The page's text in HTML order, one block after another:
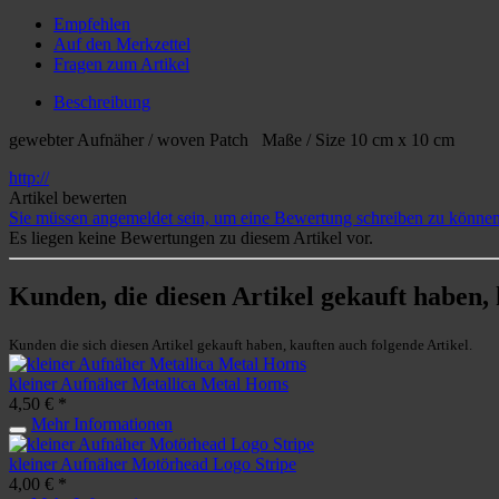
Empfehlen
Auf den Merkzettel
Fragen zum Artikel
Beschreibung
gewebter Aufnäher / woven Patch Maße / Size 10 cm x 10 cm
http://
Artikel bewerten
Sie müssen angemeldet sein, um eine Bewertung schreiben zu
Es liegen keine Bewertungen zu diesem Artikel vor.
Kunden, die diesen Artikel gekauft haben,
Kunden die sich diesen Artikel gekauft haben, kauften auch folgende Artikel.
kleiner Aufnäher Metallica Metal Horns
4,50 € *
Mehr Informationen
kleiner Aufnäher Motörhead Logo Stripe
4,00 € *